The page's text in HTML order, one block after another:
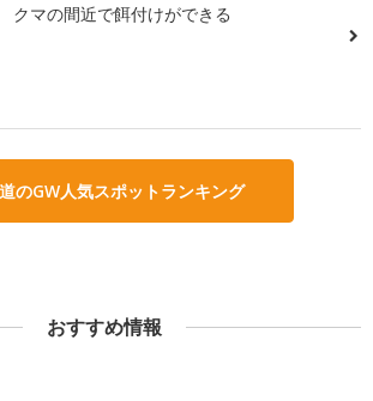
クマの間近で餌付けができる
のGW人気スポットランキング
おすすめ情報